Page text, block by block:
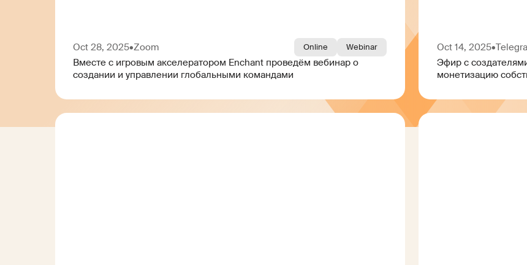
Oct 28, 2025•Zoom Online Webinar
Вместе с игровым акселератором Enchant проведём вебинар о
создании и управлении глобальными командами
Oct 14, 2025•
Эфир с
монетизацию